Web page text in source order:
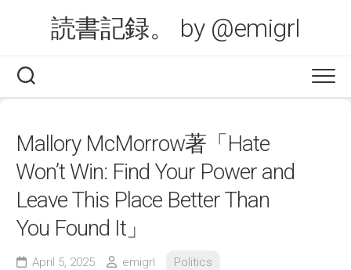
読書記録。 by @emigrl
Mallory McMorrow著「Hate
Won’t Win: Find Your Power and
Leave This Place Better Than
You Found It」
April 5, 2025 emigrl Politics